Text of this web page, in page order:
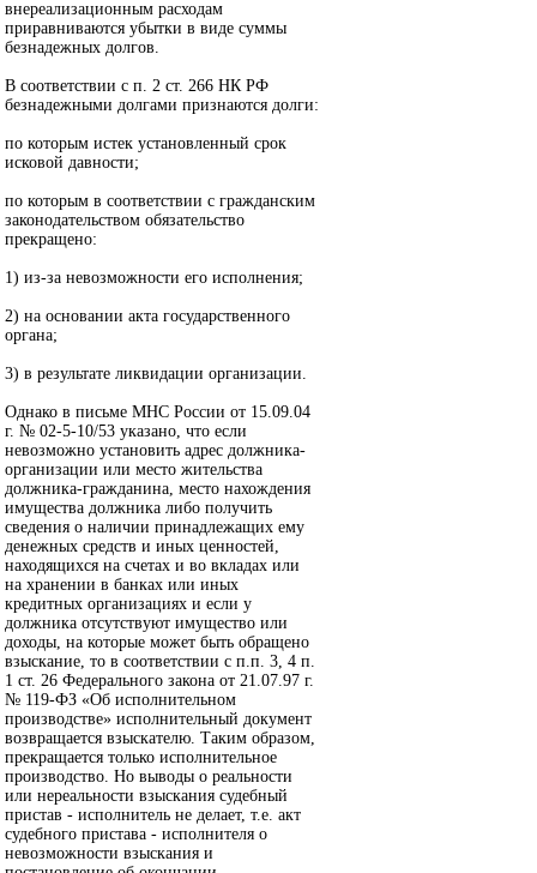
внереализационным расходам
приравниваются убытки в виде суммы
безнадежных долгов.
В соответствии с п. 2 ст. 266 НК РФ
безнадежными долгами признаются долги:
по которым истек установленный срок
исковой давности;
по которым в соответствии с гражданским
законодательством обязательство
прекращено:
1) из-за невозможности его исполнения;
2) на основании акта государственного
органа;
3) в результате ликвидации организации.
Однако в письме МНС России от 15.09.04
г. № 02-5-10/53 указано, что если
невозможно установить адрес должника-
организации или место жительства
должника-гражданина, место нахождения
имущества должника либо получить
сведения о наличии принадлежащих ему
денежных средств и иных ценностей,
находящихся на счетах и во вкладах или
на хранении в банках или иных
кредитных организациях и если у
должника отсутствуют имущество или
доходы, на которые может быть обращено
взыскание, то в соответствии с п.п. 3, 4 п.
1 ст. 26 Федерального закона от 21.07.97 г.
№ 119-ФЗ «Об исполнительном
производстве» исполнительный документ
возвращается взыскателю. Таким образом,
прекращается только исполнительное
производство. Но выводы о реальности
или нереальности взыскания судебный
пристав - исполнитель не делает, т.е. акт
судебного пристава - исполнителя о
невозможности взыскания и